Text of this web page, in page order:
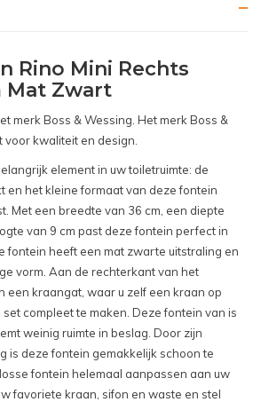
Rino Mini Rechts
Mat Zwart
merk Boss & Wessing. Het merk Boss &
kwaliteit en design.
element in uw toiletruimte: de
en het kleine formaat van deze fontein
Met een breedte van 36 cm, een diepte
van 9 cm past deze fontein perfect in
fontein heeft een mat zwarte uitstraling en
vorm. Aan de rechterkant van het
een kraangat, waar u zelf een kraan op
compleet te maken. Deze fontein van is
weinig ruimte in beslag. Door zijn
is deze fontein gemakkelijk schoon te
fontein helemaal aanpassen aan uw
favoriete kraan, sifon en waste en stel